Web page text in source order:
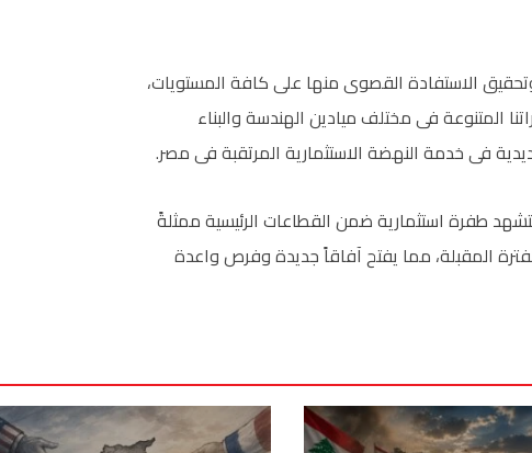
الاستفادة القصوى منها على كافة المستويات،
المتنوعة فى مختلف ميادين الهندسة والبناء
فى خدمة النهضة الاستثمارية المرتقبة فى مصر.
طفرة استثمارية ضمن القطاعات الرئيسية ممثلةً
الفترة المقبلة، مما يفتح آفاقاً جديدة وفرص واعدة